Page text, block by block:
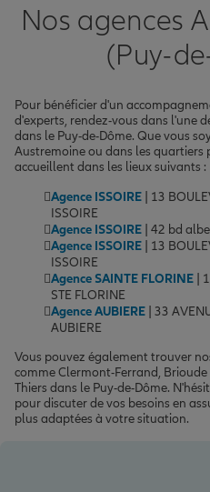
Nos agences
(Puy-
Pour bénéficier d'un
d'experts, rendez-vous dans l'une
dans le Puy-de-Dôme. Que vous
Austremoine ou dans les quartiers
accueillent dans les lieux suivants :
Agence ISSOIRE | 13
ISSOIRE
Agence ISSOIRE | 42 bd
Agence ISSOIRE | 13
ISSOIRE
Agence SAINTE FLORINE |
STE FLORINE
Agence AUBIERE | 33
AUBIERE
Vous pouvez également trouver
comme Clermont-Ferrand,
Thiers dans le Puy-de-Dôme.
pour discuter de vos besoins en
plus adaptées à votre situation.